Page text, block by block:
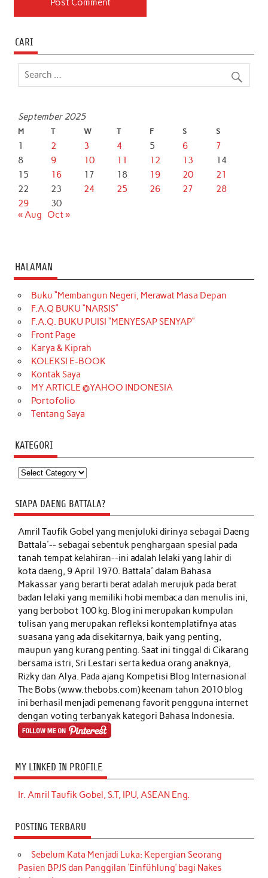
CARI
September 2025
M T W T F S S
1 2 3 4 5 6
7
8
9 10 11 12 13
14
15
16 17 18 19 20
21
22
23 24 25 26 27
28
29
30
« Aug
Oct »
HALAMAN
Buku “Membangun Negeri, Merawat Masa Depan
F.A.Q BUKU “NARSIS”
F.A.Q. BUKU PUISI “MENYESAP SENYAP”
Front Page
Karya & Kiprah
KOLEKSI E-BOOK
Kontak Saya
MY ARTICLE @YAHOO INDONESIA
Portofolio
Tentang Saya
KATEGORI
Kategori
SIAPA DAENG BATTALA?
Amril Taufik Gobelyang menjuluki dirinya sebagai Daeng
Battala'-- sebagai sebentuk penghargaan spesial pada
tanah tempat kelahiran--ini adalah lelaki yang lahir di
kota daeng, 9 April 1970. Battala' dalam Bahasa
Makassar yang berarti berat adalah merujuk pada berat
badan lelaki yang memiliki hobi membaca dan menulis ini,
yang berbobot 100 kg. Blog ini merupakan kumpulan
tulisan yang merupakan refleksi kontemplatifnya atas
suasana yang ada disekitarnya, baik yang penting,
maupun yang kurang penting. Saat ini tinggal di Cikarang
bersama istri, Sri Lestari serta kedua orang anaknya,
Rizky dan Alya. Pada ajang Kompetisi Blog Internasional
The Bobs (www.thebobs.com) keenam tahun 2010 blog
ini berhasil menjadi pemenang favorit pengguna internet
dengan voting terbanyak kategori Bahasa Indonesia.
MY LINKED IN PROFILE
Ir. Amril Taufik Gobel, S.T, IPU, ASEAN Eng.
POSTING TERBARU
Sebelum Kata Menjadi Luka: Kepergian Seorang
Pasien BPJS dan Panggilan ‘Einfühlung’ bagi Nakes